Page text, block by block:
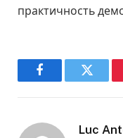
практичность
FacebookTwitter
Luc